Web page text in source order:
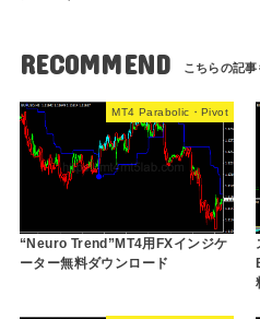
RECOMMEND
MT4 Parabolic・Pivot
“Neuro Trend”MT4用FXインジケ
ーター無料ダウンロード